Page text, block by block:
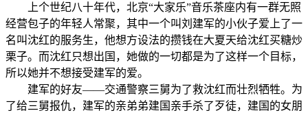
上个世纪八十年代，北京“大家乐”音乐茶座内有一群无照
经营包子的年轻人常聚，其中一个叫刘建军的小伙子爱上了一
名叫沈红的服务生，他想方设法的攒钱在大夏天给沈红买糖炒
栗子。而沈红只想出国，她做的一切都是为了这样一个目标，
所以她并不想接受建军的爱。
建军的好友——交通警察三舅为了救沈红而壮烈牺牲。为
了给三舅报仇，建军的亲弟弟建国亲手杀了歹徒，建国的女朋